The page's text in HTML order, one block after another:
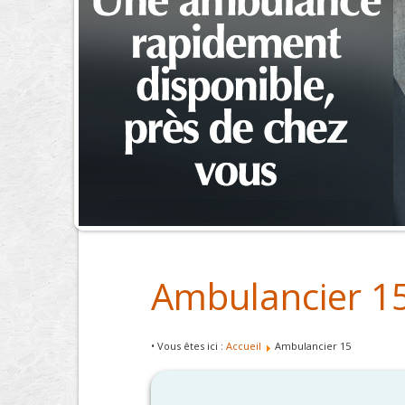
Ambulancier
• Vous êtes ici : Accueil Ambulancier 15